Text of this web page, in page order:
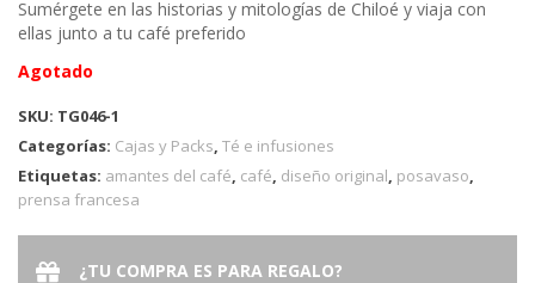
Sumérgete en las historias y mitologías de Chiloé y viaja con
ellas junto a tu café preferido
Agotado
SKU: TG046-1
Categorías: Cajas y Packs Té e infusiones
Etiquetas: amantes del café café diseño original posavaso
prensa francesa
¿TU COMPRA ES PARA REGALO?